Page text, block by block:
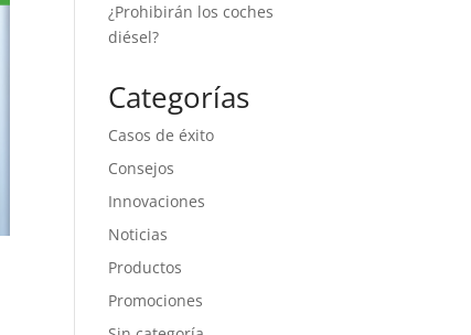
¿Prohibirán los coches
diésel?
Categorías
Casos de éxito
Consejos
Innovaciones
Noticias
Productos
Promociones